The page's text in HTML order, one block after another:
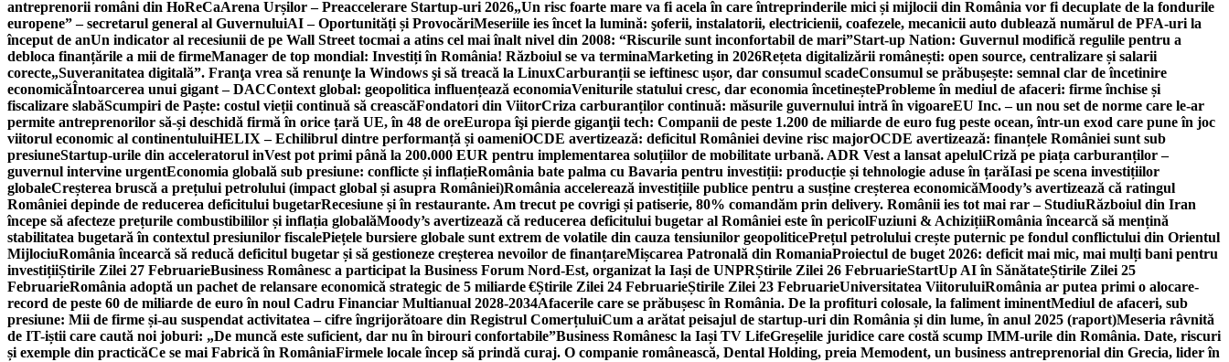
antreprenorii români din HoReCaArena Urșilor – Preaccelerare Startup-uri 2026„Un risc foarte mare va fi acela în care întreprinderile mici și mijlocii din România vor fi decuplate de la fondurile
europene” – secretarul general al GuvernuluiAI – Oportunități și ProvocăriMeseriile ies încet la lumină: şoferii, instalatorii, electricienii, coafezele, mecanicii auto dublează numărul de PFA-uri la
început de anUn indicator al recesiunii de pe Wall Street tocmai a atins cel mai înalt nivel din 2008: “Riscurile sunt inconfortabil de mari”Start-up Nation: Guvernul modifică regulile pentru a
debloca finanțările a mii de firmeManager de top mondial: Investiți în România! Războiul se va terminaMarketing in 2026Rețeta digitalizării românești: open source, centralizare și salarii
corecte„Suveranitatea digitală”. Franţa vrea să renunţe la Windows şi să treacă la LinuxCarburanții se ieftinesc ușor, dar consumul scadeConsumul se prăbușește: semnal clar de încetinire
economicăÎntoarcerea unui gigant – DACContext global: geopolitica influențează economiaVeniturile statului cresc, dar economia încetineșteProbleme în mediul de afaceri: firme închise și
fiscalizare slabăScumpiri de Paște: costul vieții continuă să creascăFondatori din ViitorCriza carburanților continuă: măsurile guvernului intră în vigoareEU Inc. – un nou set de norme care le-ar
permite antreprenorilor să-și deschidă firmă în orice țară UE, în 48 de oreEuropa îşi pierde giganţii tech: Companii de peste 1.200 de miliarde de euro fug peste ocean, într-un exod care pune în joc
viitorul economic al continentuluiHELIX – Echilibrul dintre performanță și oameniOCDE avertizează: deficitul României devine risc majorOCDE avertizează: finanțele României sunt sub
presiuneStartup-urile din acceleratorul inVest pot primi până la 200.000 EUR pentru implementarea soluțiilor de mobilitate urbană. ADR Vest a lansat apelulCriză pe piața carburanților –
guvernul intervine urgentEconomia globală sub presiune: conflicte și inflațieRomânia bate palma cu Bavaria pentru investiții: producție și tehnologie aduse în țarăIasi pe scena investițiilor
globaleCreșterea bruscă a prețului petrolului (impact global și asupra României)România accelerează investițiile publice pentru a susține creșterea economicăMoody’s avertizează că ratingul
României depinde de reducerea deficitului bugetarRecesiune și în restaurante. Am trecut pe covrigi și patiserie, 80% comandăm prin delivery. Românii ies tot mai rar – StudiuRăzboiul din Iran
începe să afecteze prețurile combustibililor și inflația globalăMoody’s avertizează că reducerea deficitului bugetar al României este în pericolFuziuni & AchizițiiRomânia încearcă să mențină
stabilitatea bugetară în contextul presiunilor fiscalePiețele bursiere globale sunt extrem de volatile din cauza tensiunilor geopoliticePrețul petrolului crește puternic pe fondul conflictului din Orientul
MijlociuRomânia încearcă să reducă deficitul bugetar și să gestioneze creșterea nevoilor de finanțareMișcarea Patronală din RomaniaProiectul de buget 2026: deficit mai mic, mai mulți bani pentru
investițiiȘtirile Zilei 27 FebruarieBusiness Românesc a participat la Business Forum Nord-Est, organizat la Iași de UNPRȘtirile Zilei 26 FebruarieStartUp AI în SănătateȘtirile Zilei 25
FebruarieRomânia adoptă un pachet de relansare economică strategic de 5 miliarde €Știrile Zilei 24 FebruarieȘtirile Zilei 23 FebruarieUniversitatea ViitoruluiRomânia ar putea primi o alocare-
record de peste 60 de miliarde de euro în noul Cadru Financiar Multianual 2028-2034Afacerile care se prăbușesc în România. De la profituri colosale, la faliment iminentMediul de afaceri, sub
presiune: Mii de firme și-au suspendat activitatea – cifre îngrijorătoare din Registrul ComerțuluiCum a arătat peisajul de startup-uri din România și din lume, în anul 2025 (raport)Meseria râvnită
de IT-iștii care caută noi joburi: „De muncă este suficient, dar nu în birouri confortabile”Business Românesc la Iași TV LifeGreșelile juridice care costă scump IMM-urile din România. Date, riscuri
și exemple din practicăCe se mai Fabrică în RomâniaFirmele locale încep să prindă curaj. O companie românească, Dental Holding, preia Memodent, un business antreprenorial din Grecia, lider în